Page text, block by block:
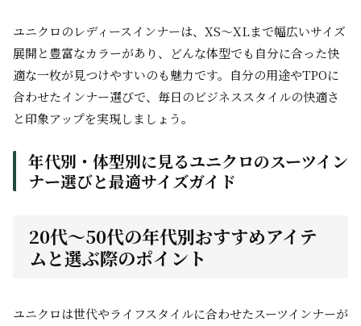
ユニクロのレディースインナーは、XS～XLまで幅広いサイズ
展開と豊富なカラーがあり、どんな体型でも自分に合った快
適な一枚が見つけやすいのも魅力です。自分の用途やTPOに
合わせたインナー選びで、毎日のビジネススタイルの快適さ
と印象アップを実現しましょう。
年代別・体型別に見るユニクロのスーツイン
ナー選びと最適サイズガイド
20代〜50代の年代別おすすめアイテ
ムと選ぶ際のポイント
ユニクロは世代やライフスタイルに合わせたスーツインナーが